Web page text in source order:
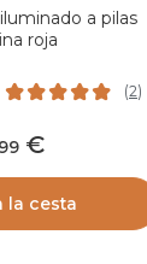
a pilas
roja
(2)
99
la cesta